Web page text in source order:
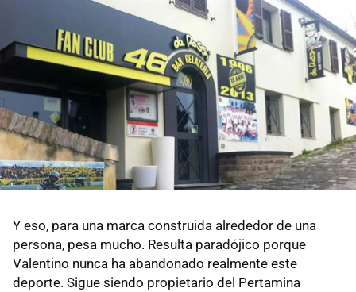
Y eso, para una marca construida alrededor de una
persona, pesa mucho. Resulta paradójico porque
Valentino nunca ha abandonado realmente este
deporte. Sigue siendo propietario del Pertamina